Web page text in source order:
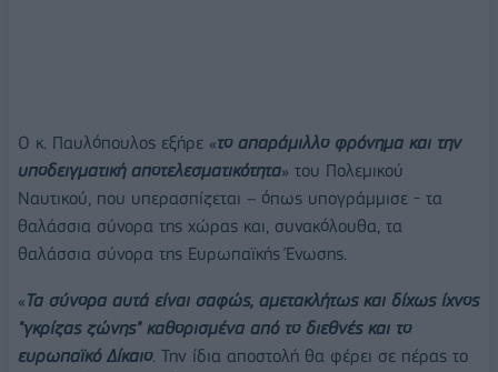
Ο κ. Παυλόπουλος εξήρε «το απαράμιλλο φρόνημα και την
υποδειγματική αποτελεσματικότητα» του Πολεμικού
Ναυτικού, που υπερασπίζεται – όπως υπογράμμισε - τα
θαλάσσια σύνορα της χώρας και, συνακόλουθα, τα
θαλάσσια σύνορα της Ευρωπαϊκής Ένωσης.
«Τα σύνορα αυτά είναι σαφώς, αμετακλήτως και δίχως ίχνος
"γκρίζας ζώνης" καθορισμένα από το διεθνές και το
ευρωπαϊκό Δίκαιο. Την ίδια αποστολή θα φέρει σε πέρας το